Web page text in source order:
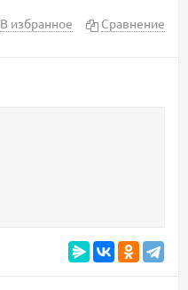
В избранное Сравнение